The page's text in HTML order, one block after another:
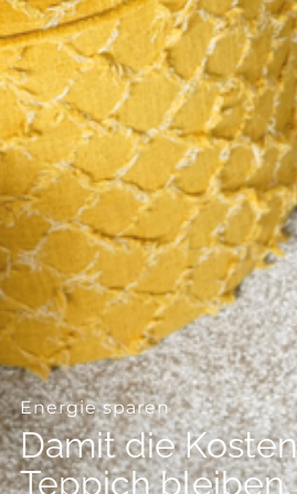
Energie sparen
Damit die
Teppich bleiben.